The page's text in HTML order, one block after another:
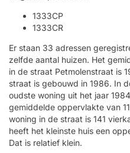
1333CP
1333CR
Er staan 33 adressen
zelfde aantal huizen. Het
in de straat Petmolenstraat is
straat is gebouwd in 1986. In
oudste woning uit het jaar
gemiddelde oppervlakte van
woning in de straat is 141
heeft het kleinste huis een
Dat is relatief klein.